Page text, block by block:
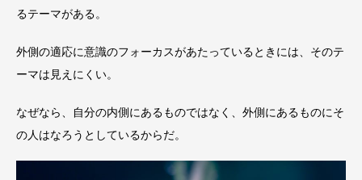
るテーマがある。
外側の適応に意識のフォーカスがあたっているときには、そのテ
ーマは見えにくい。
なぜなら、自分の内側にあるものではなく、外側にあるものにそ
の人はなろうとしているからだ。